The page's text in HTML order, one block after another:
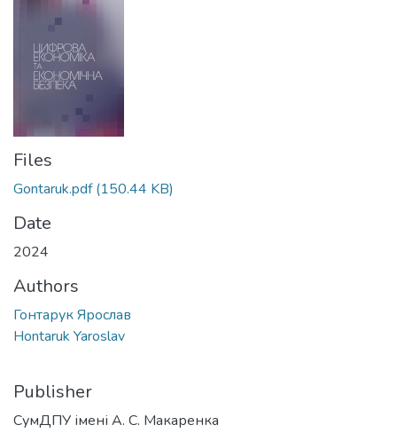
Files
Gontaruk.pdf(150.44 KB)
Date
2024
Authors
Гонтарук Ярослав
Hontaruk Yaroslav
Publisher
СумДПУ імені А. С. Макаренка